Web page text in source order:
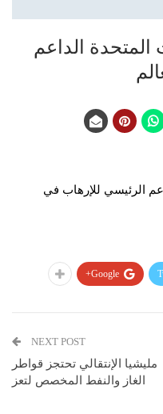
المتحدة الداعم
الرئيسي للإرهاب في
Google+
NEXT POST
مليشيا الإنتقالي تحتجز قواطر
الغاز والنفط المخصص لتعز